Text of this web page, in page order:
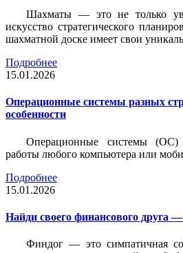
Шахматы — это не только
искусство стратегического
шахматной доске имеет свои
Подробнее
15.01.2026
Операционные системы разных
особенности
Операционные системы (ОС)
работы любого компьютера или
Подробнее
15.01.2026
Найди своего финансового друга
Финдог — это симпатичная